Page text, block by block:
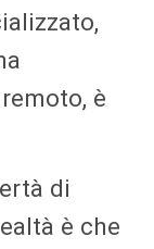
è
di
è che